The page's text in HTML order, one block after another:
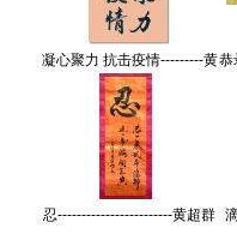
凝心聚力 抗击疫情---------黄
超群(厦门)原国光中学教师
【书法作品】
恭
忍------------------------黄超群